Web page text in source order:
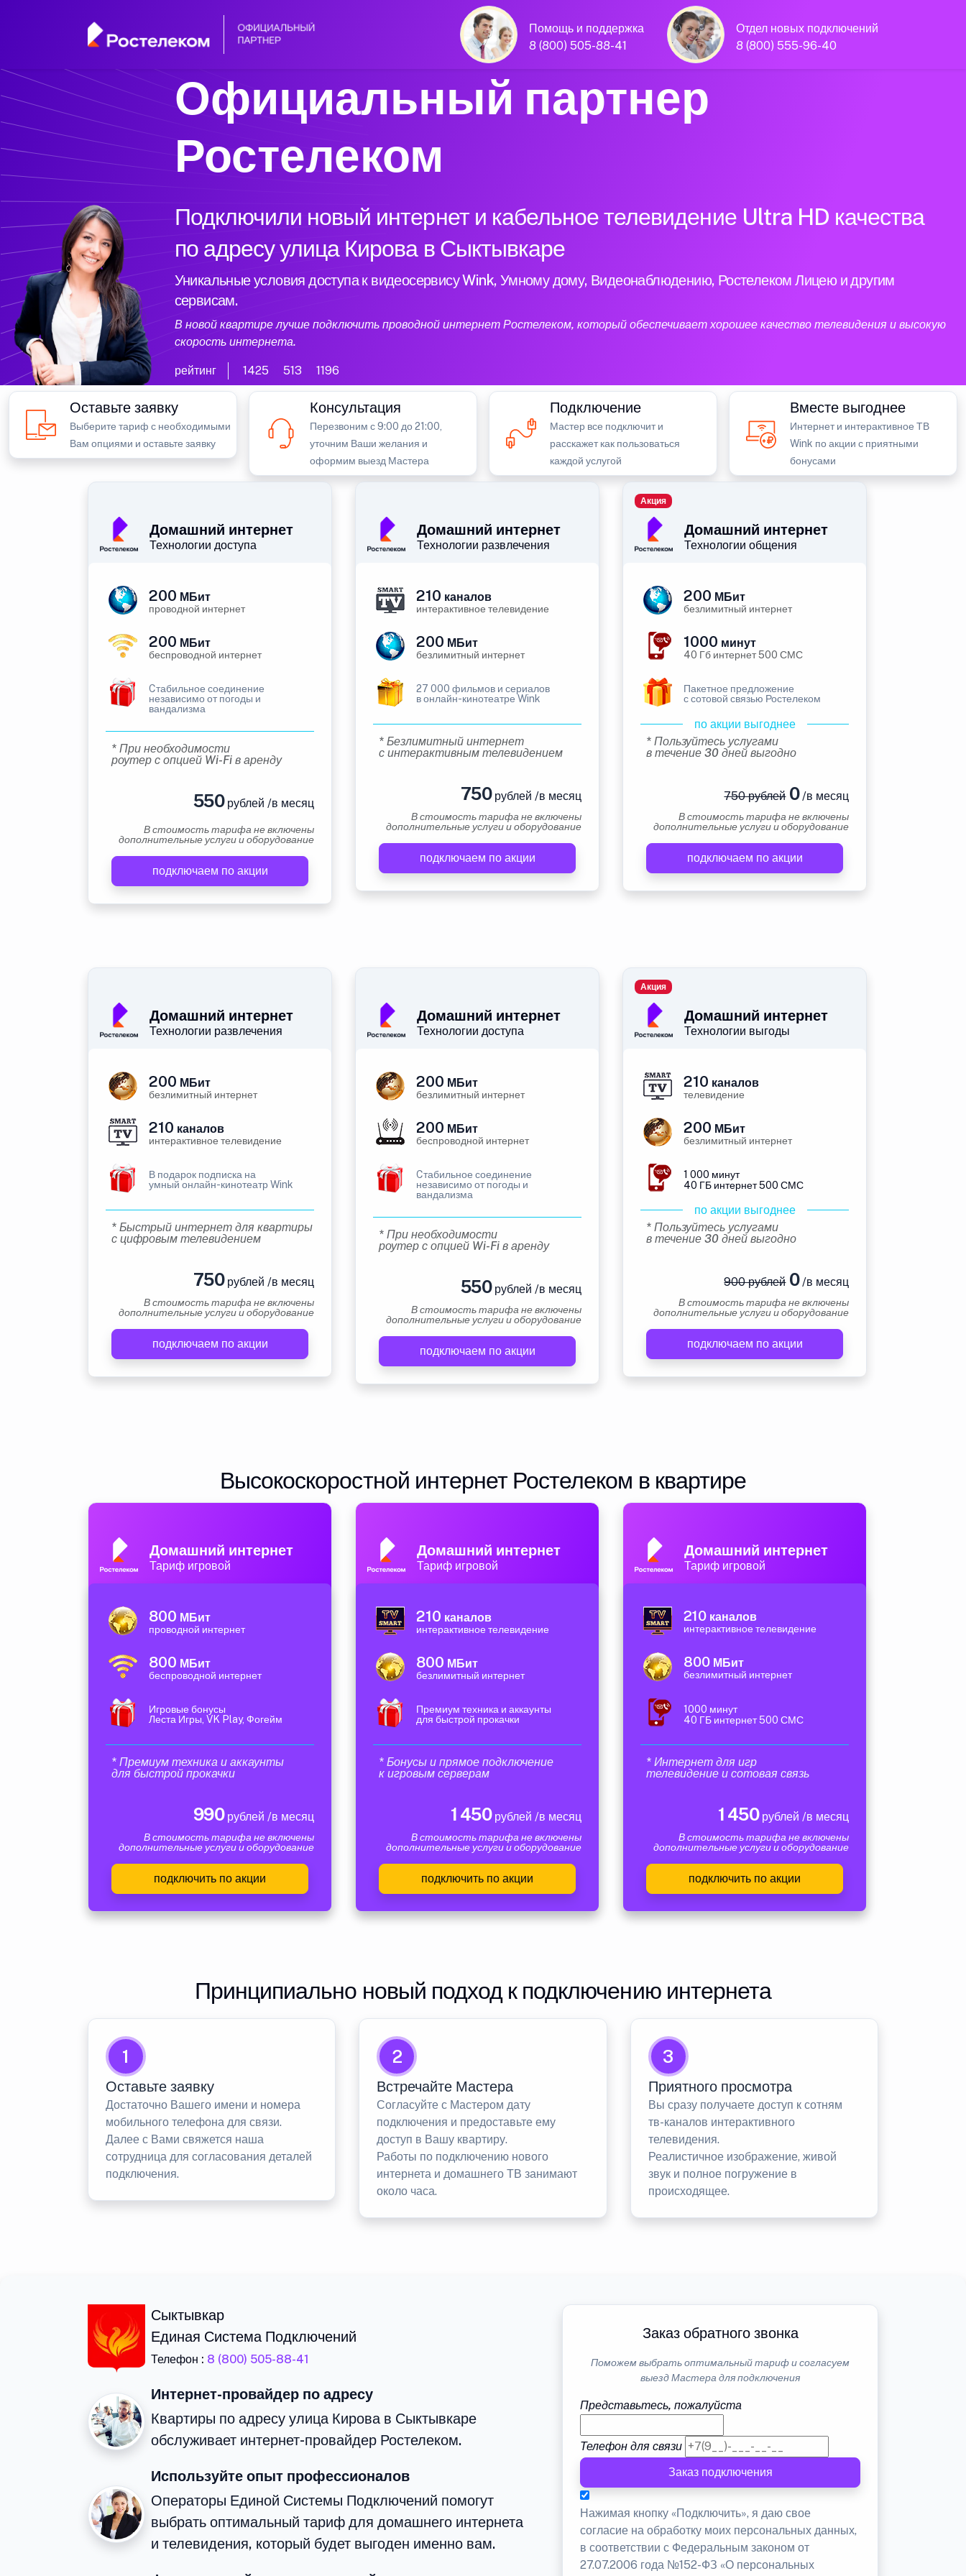
Помощь и поддержка
8 (800) 505-88-41
Отдел новых подключений
8 (800) 555-96-40
Официальный партнер
Ростелеком
Подключили новый интернет и кабельное телевидение Ultra HD качества
по адресу улица Кирова в Сыктывкаре
Уникальные условия доступа к видеосервису Wink, Умному дому, Видеонаблюдению, Ростелеком Лицею и другим
сервисам.
В новой квартире лучше подключить проводной интернет Ростелеком, который обеспечивает хорошее качество телевидения и высокую
скорость интернета.
рейтинг 1425 513 1196
Оставьте заявку
Выберите тариф с необходимыми
Вам опциями и оставьте заявку
Консультация
Перезвоним с 9:00 до 21:00,
уточним Ваши желания и
оформим выезд Мастера
Подключение
Мастер все подключит и
расскажет как пользоваться
каждой услугой
Вместе выгоднее
Интернет и интерактивное ТВ
Wink по акции с приятными
бонусами
Домашний интернет
Технологии доступа
200 МБит
проводной интернет
200 МБит
беспроводной интернет
Cтабильное соединение
независимо от погоды и
вандализма
* При необходимости
роутер с опцией Wi-Fi в аренду
550рублей /в месяц
В стоимость тарифа не включены
дополнительные услуги и оборудование
подключаем по акции
Домашний интернет
Технологии развлечения
210 каналов
интерактивное телевидение
200 МБит
безлимитный интернет
27 000 фильмов и сериалов
в онлайн-кинотеатре Wink
* Безлимитный интернет
с интерактивным телевидением
750рублей /в месяц
В стоимость тарифа не включены
дополнительные услуги и оборудование
подключаем по акции
Домашний интернет
Технологии общения
Акция
200 МБит
безлимитный интернет
1000 минут
40 Гб интернет 500 СМС
Пакетное предложение
с сотовой связью Ростелеком
по акции выгоднее
* Пользуйтесь услугами
в течение 30 дней выгодно
750 рублей0/в месяц
В стоимость тарифа не включены
дополнительные услуги и оборудование
подключаем по акции
Домашний интернет
Технологии развлечения
200 МБит
безлимитный интернет
210 каналов
интерактивное телевидение
В подарок подписка на
умный онлайн-кинотеатр Wink
* Быстрый интернет для квартиры
с цифровым телевидением
750рублей /в месяц
В стоимость тарифа не включены
дополнительные услуги и оборудование
подключаем по акции
Домашний интернет
Технологии доступа
200 МБит
безлимитный интернет
200 МБит
беспроводной интернет
Cтабильное соединение
независимо от погоды и
вандализма
* При необходимости
роутер с опцией Wi-Fi в аренду
550рублей /в месяц
В стоимость тарифа не включены
дополнительные услуги и оборудование
подключаем по акции
Домашний интернет
Технологии выгоды
Акция
210 каналов
телевидение
200 МБит
безлимитный интернет
1 000 минут
40 ГБ интернет 500 СМС
по акции выгоднее
* Пользуйтесь услугами
в течение 30 дней выгодно
900 рублей0/в месяц
В стоимость тарифа не включены
дополнительные услуги и оборудование
подключаем по акции
Высокоскоростной интернет Ростелеком в квартире
Домашний интернет
Тариф игровой
800 МБит
проводной интернет
800 МБит
беспроводной интернет
Игровые бонусы
Леста Игры, VK Play, Фогейм
* Премиум техника и аккаунты
для быстрой прокачки
990рублей /в месяц
В стоимость тарифа не включены
дополнительные услуги и оборудование
подключить по акции
Домашний интернет
Тариф игровой
210 каналов
интерактивное телевидение
800 МБит
безлимитный интернет
Премиум техника и аккаунты
для быстрой прокачки
* Бонусы и прямое подключение
к игровым серверам
1 450рублей /в месяц
В стоимость тарифа не включены
дополнительные услуги и оборудование
подключить по акции
Домашний интернет
Тариф игровой
210 каналов
интерактивное телевидение
800 МБит
безлимитный интернет
1000 минут
40 ГБ интернет 500 СМС
* Интернет для игр
телевидение и сотовая связь
1 450рублей /в месяц
В стоимость тарифа не включены
дополнительные услуги и оборудование
подключить по акции
Принципиально новый подход к подключению интернета
1
Оставьте заявку
Достаточно Вашего имени и номера
мобильного телефона для связи.
Далее с Вами свяжется наша
сотрудница для согласования деталей
подключения.
2
Встречайте Мастера
Согласуйте с Мастером дату
подключения и предоставьте ему
доступ в Вашу квартиру.
Работы по подключению нового
интернета и домашнего ТВ занимают
около часа.
3
Приятного просмотра
Вы сразу получаете доступ к сотням
тв-каналов интерактивного
телевидения.
Реалистичное изображение, живой
звук и полное погружение в
происходящее.
Сыктывкар
Единая Система Подключений
Телефон : 8 (800) 505-88-41
Интернет-провайдер по адресу
Квартиры по адресу улица Кирова в Сыктывкаре
обслуживает интернет-провайдер Ростелеком.
Используйте опыт профессионалов
Операторы Единой Системы Подключений помогут
выбрать оптимальный тариф для домашнего интернета
и телевидения, который будет выгоден именно вам.
Заказ обратного звонка
Поможем выбрать оптимальный тариф и согласуем
выезд Мастера для подключения
Представьтесь, пожалуйста
Телефон для связи
Заказ подключения
Нажимая кнопку «Подключить», я даю свое
согласие на обработку моих персональных данных,
в соответствии с Федеральным законом от
27.07.2006 года №152-ФЗ «О персональных